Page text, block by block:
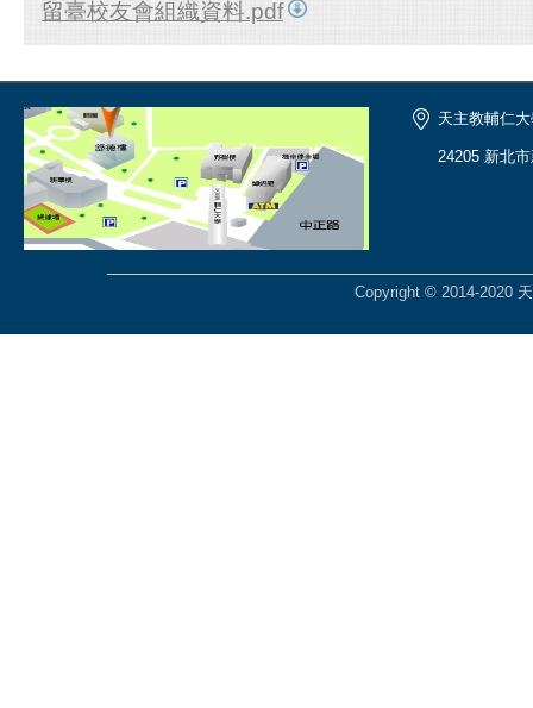
留臺校友會組織資料.pdf
天主教輔仁
24205 新北
Copyright © 2014-2020